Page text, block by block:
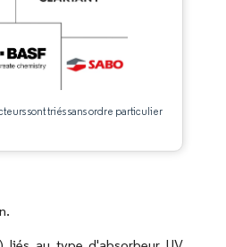
sont triés sans ordre particulier